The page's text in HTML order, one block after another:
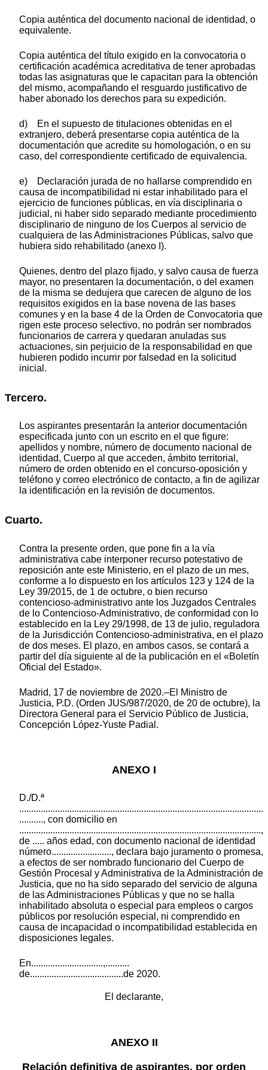
Copia auténtica del documento nacional de identidad, o
equivalente.
Copia auténtica del título exigido en la convocatoria o
certificación académica acreditativa de tener aprobadas
todas las asignaturas que le capacitan para la obtención
del mismo, acompañando el resguardo justificativo de
haber abonado los derechos para su expedición.
d) En el supuesto de titulaciones obtenidas en el
extranjero, deberá presentarse copia auténtica de la
documentación que acredite su homologación, o en su
caso, del correspondiente certificado de equivalencia.
e) Declaración jurada de no hallarse comprendido en
causa de incompatibilidad ni estar inhabilitado para el
ejercicio de funciones públicas, en vía disciplinaria o
judicial, ni haber sido separado mediante procedimiento
disciplinario de ninguno de los Cuerpos al servicio de
cualquiera de las Administraciones Públicas, salvo que
hubiera sido rehabilitado (anexo I).
Quienes, dentro del plazo fijado, y salvo causa de fuerza
mayor, no presentaren la documentación, o del examen
de la misma se dedujera que carecen de alguno de los
requisitos exigidos en la base novena de las bases
comunes y en la base 4 de la Orden de Convocatoria que
rigen este proceso selectivo, no podrán ser nombrados
funcionarios de carrera y quedaran anuladas sus
actuaciones, sin perjuicio de la responsabilidad en que
hubieren podido incurrir por falsedad en la solicitud
inicial.
Tercero.
Los aspirantes presentarán la anterior documentación
especificada junto con un escrito en el que figure:
apellidos y nombre, número de documento nacional de
identidad, Cuerpo al que acceden, ámbito territorial,
número de orden obtenido en el concurso-oposición y
teléfono y correo electrónico de contacto, a fin de agilizar
la identificación en la revisión de documentos.
Cuarto.
Contra la presente orden, que pone fin a la vía
administrativa cabe interponer recurso potestativo de
reposición ante este Ministerio, en el plazo de un mes,
conforme a lo dispuesto en los artículos 123 y 124 de la
Ley 39/2015, de 1 de octubre, o bien recurso
contencioso-administrativo ante los Juzgados Centrales
de lo Contencioso-Administrativo, de conformidad con lo
establecido en la Ley 29/1998, de 13 de julio, reguladora
de la Jurisdicción Contencioso-administrativa, en el plazo
de dos meses. El plazo, en ambos casos, se contará a
partir del día siguiente al de la publicación en el «Boletín
Oficial del Estado».
Madrid, 17 de noviembre de 2020.–El Ministro de
Justicia, P.D. (Orden JUS/987/2020, de 20 de octubre), la
Directora General para el Servicio Público de Justicia,
Concepción López-Yuste Padial.
ANEXO I
D./D.ª
......................................................................................................
.........., con domicilio en
.....................................................................................................,
de ..... años edad, con documento nacional de identidad
número........................., declara bajo juramento o promesa,
a efectos de ser nombrado funcionario del Cuerpo de
Gestión Procesal y Administrativa de la Administración de
Justicia, que no ha sido separado del servicio de alguna
de las Administraciones Públicas y que no se halla
inhabilitado absoluta o especial para empleos o cargos
públicos por resolución especial, ni comprendido en
causa de incapacidad o incompatibilidad establecida en
disposiciones legales.
En..............................,..........
de.......................................de 2020.
El declarante,
ANEXO II
Relación definitiva de aspirantes, por orden